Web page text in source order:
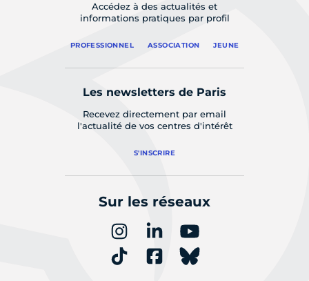
Accédez à des actualités et
informations pratiques par profil
PROFESSIONNEL ASSOCIATION JEUNE
Les newsletters de Paris
Recevez directement par email
l'actualité de vos centres d'intérêt
S'INSCRIRE
Sur les réseaux